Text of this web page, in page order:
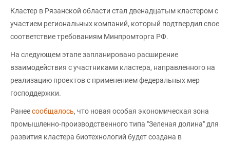
Кластер в Рязанской области стал двенадцатым кластером с
участием региональных компаний, который подтвердил свое
соответствие требованиям Минпромторга РФ.
На следующем этапе запланировано расширение
взаимодействия с участниками кластера, направленного на
реализацию проектов с применением федеральных мер
господдержки.
Ранеесообщалось, что новая особая экономическая зона
промышленно-производственного типа "Зеленая долина" для
развития кластера биотехнологий будет создана в